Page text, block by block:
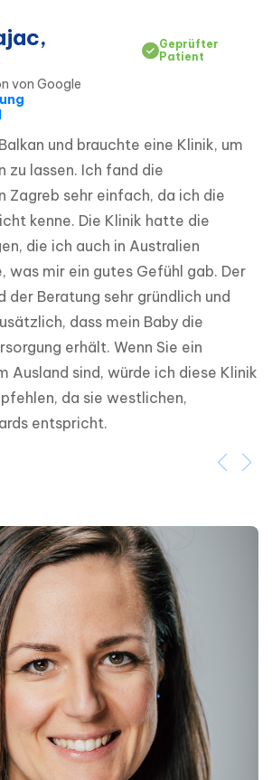
Geprüfter
Patient
von Google
und brauchte eine Klinik, um
zu lassen. Ich fand die
Zagreb sehr einfach, da ich die
kenne. Die Klinik hatte die
die ich auch in Australien
was mir ein gutes Gefühl gab. Der
der Beratung sehr gründlich und
dass mein Baby die
erhält. Wenn Sie ein
Ausland sind, würde ich diese Klinik
da sie westlichen,
entspricht.